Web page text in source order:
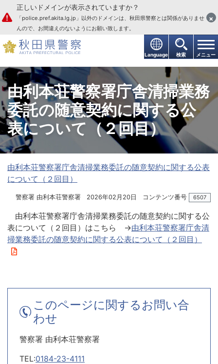
本文へ
Language 検索 メニュー
正しいドメインが表示されていますか？
「police.pref.akita.lg.jp」以外のドメインは、秋田県警察とは関係がありませ
んので、お間違えのないようにお願い致します。
×
由利本荘警察署庁舎清掃業務
委託の随意契約に関する公
表について（２回目）
由利本荘警察署庁舎清掃業務委託の随意契約に関する公表
について（２回目）
警察署 由利本荘警察署 2026年02月20日 コンテンツ番号 6507
由利本荘警察署庁舎清掃業務委託の随意契約に関する公
表について（２回目）はこちら →由利本荘警察署庁舎清
掃業務委託の随意契約に関する公表について（２回目）
このページに関するお問い合
わせ
警察署 由利本荘警察署
TEL:0184-23-4111